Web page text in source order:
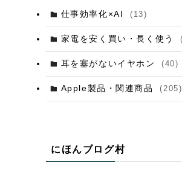
仕事効率化×AI (13)
家電を安く買い・長く使う
耳を塞がないイヤホン (40)
Apple製品・関連商品 (205)
にほんブログ村